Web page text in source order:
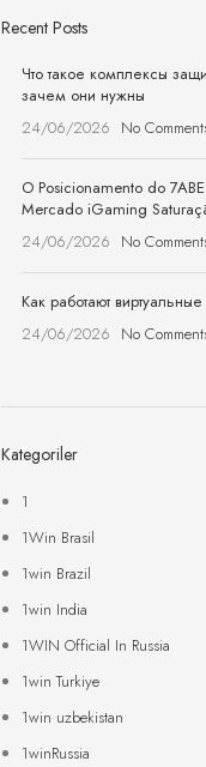
Recent Posts
Что такое комплексы
зачем они нужны
24/06/2026 No
O Posicionamento do
Mercado iGaming
24/06/2026 No
Как работают
24/06/2026 No
Kategoriler
1
1Win Brasil
1win Brazil
1win India
1WIN Official In Russia
1win Turkiye
1win uzbekistan
1winRussia